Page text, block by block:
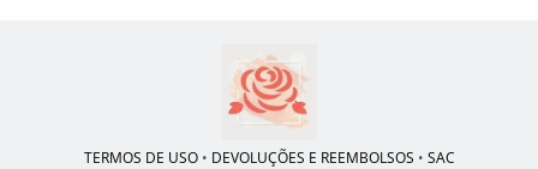
TERMOS DE USO• DEVOLUÇÕES E REEMBOLSOS • SAC